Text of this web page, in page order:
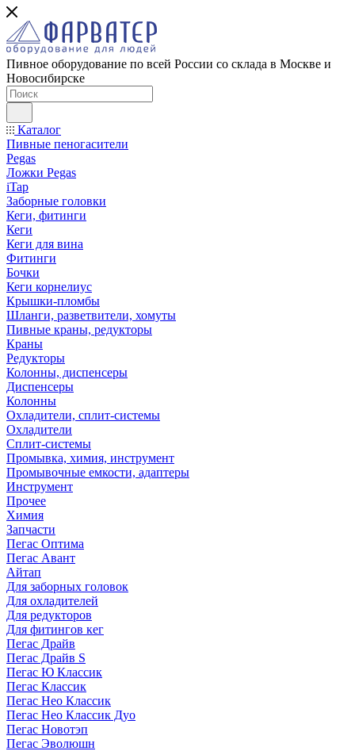
Пивное оборудование по всей России со склада в Москве и
Новосибирске
Каталог
Пивные пеногасители
Pegas
Ложки Pegas
iTap
Заборные головки
Кеги, фитинги
Кеги
Кеги для вина
Фитинги
Бочки
Кеги корнелиус
Крышки-пломбы
Шланги, разветвители, хомуты
Пивные краны, редукторы
Краны
Редукторы
Колонны, диспенсеры
Диспенсеры
Колонны
Охладители, сплит-системы
Охладители
Сплит-системы
Промывка, химия, инструмент
Промывочные емкости, адаптеры
Инструмент
Прочее
Химия
Запчасти
Пегас Оптима
Пегас Авант
Айтап
Для заборных головок
Для охладителей
Для редукторов
Для фитингов кег
Пегас Драйв
Пегас Драйв S
Пегас Ю Классик
Пегас Классик
Пегас Нео Классик
Пегас Нео Классик Дуо
Пегас Новотэп
Пегас Эволюшн